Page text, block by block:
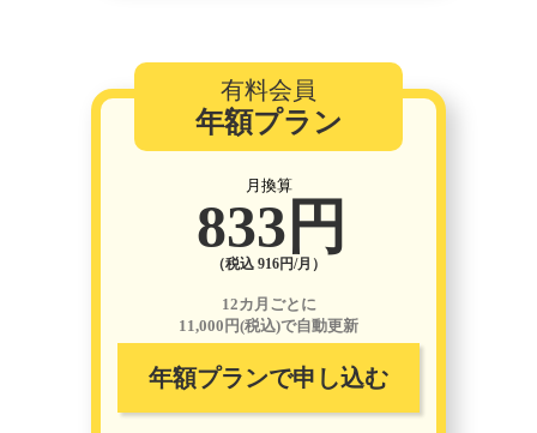
有料会員
年額プラン
月換算
833円
（税込 916円/月）
12カ月ごとに
11,000円(税込)で自動更新
年額プランで申し込む